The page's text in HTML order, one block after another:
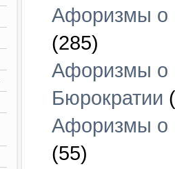
Афоризмы о
(285)
Афоризмы о
Бюрократии
Афоризмы о
(55)